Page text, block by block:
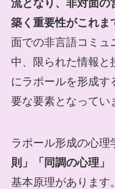
流となり、非対面の
築く重要性がこれま
面での非言語コミュ
中、限られた情報と
にラポールを形成す
要な要素となってい
ラポール形成の心理
則」「同調の心理」
基本原理があります